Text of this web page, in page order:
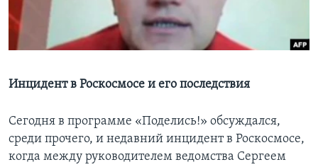
Learning English
Языки
Инцидент в Роскосмосе и его последствия
Сегодня в программе «Поделись!» обсуждался,
среди прочего, и недавний инцидент в Роскосмосе,
когда между руководителем ведомства Сергеем